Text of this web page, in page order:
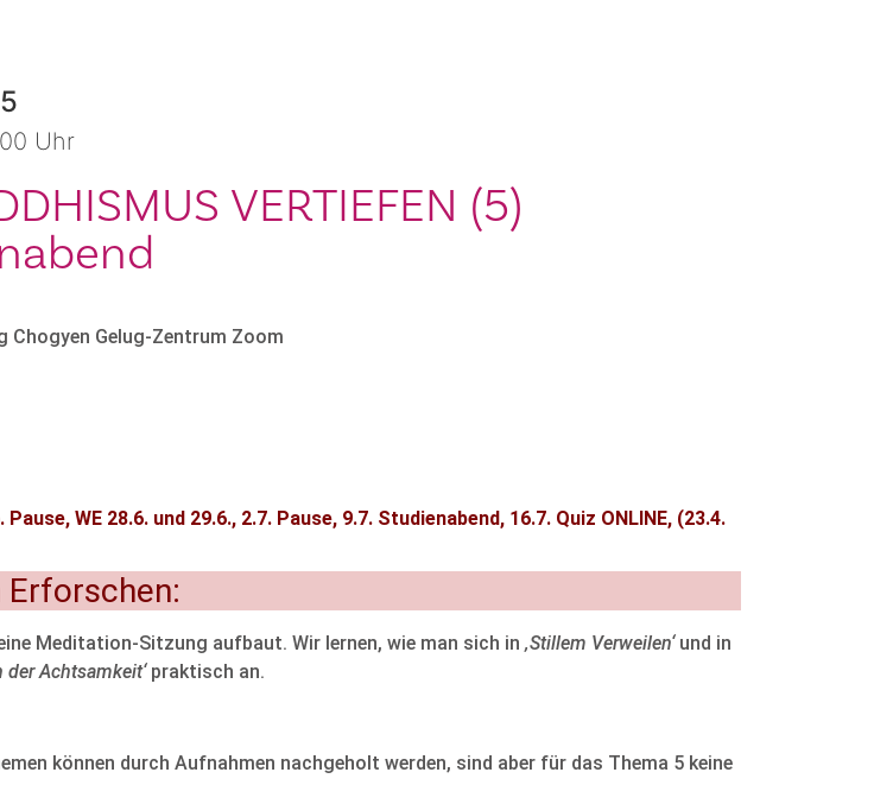
Uhr
VERTIEFEN (5)
Chogyen Gelug-Zentrum Zoom
WE 28.6. und 29.6., 2.7. Pause, 9.7. Studienabend, 16.7. Quiz ONLINE, (23.4.
Meditation-Sitzung aufbaut. Wir lernen, wie man sich in ‚Stillem Verweilen‘und in
der Achtsamkeit‘praktisch an.
können durch Aufnahmen nachgeholt werden, sind aber für das Thema 5 keine